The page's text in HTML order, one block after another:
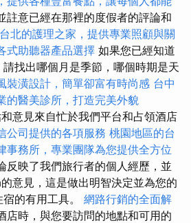
註意已經在那裡的度假者的評論和
台北的護理之家，提供專業照顧與關
式助聽器產品選擇 如果您已經知道
找出哪個月是季節，哪個時期是天
裝潢設計，簡單卻富有時尚感 台中
的醫美診所，打造完美外貌
意見來自忙於我們平台和占領酒店
公司提供的各項服務 桃園地區的台
事務所，專業團隊為您提供全方位
反映了我們旅行者的個人經歷，並
意見，這是做出明智決定並為您的
的有用工具。 網路行銷的全面解
店時，與您要訪問的地點和可用的